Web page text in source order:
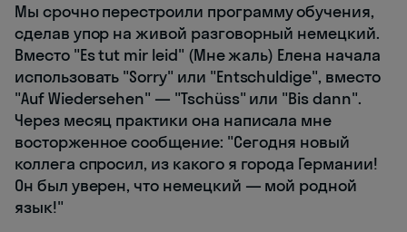
Мы срочно перестроили программу обучения,
сделав упор на живой разговорный немецкий.
Вместо "Es tut mir leid" (Мне жаль) Елена начала
использовать "Sorry" или "Entschuldige", вместо
"Auf Wiedersehen" — "Tschüss" или "Bis dann".
Через месяц практики она написала мне
восторженное сообщение: "Сегодня новый
коллега спросил, из какого я города Германии!
Он был уверен, что немецкий — мой родной
язык!"